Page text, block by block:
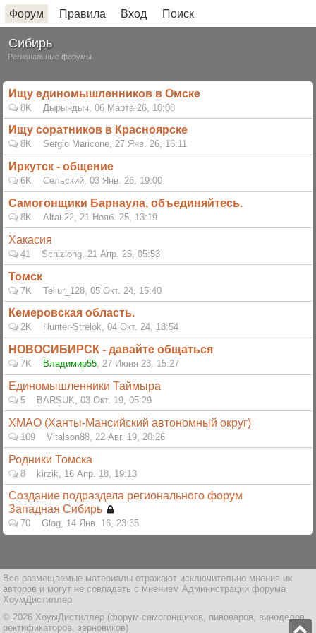
Форум Правила Вход Поиск
Сибирь
Региональные форумы
Ищу единомышленников в Омске
8K Дырындыч 06 Марта 26, 10:08
Ищу соратников в Красноярске
8K Sergio Maricone, 27 Янв. 26, 16:11
Иркутск - общение
6K Сельский, 03 Янв. 26, 19:00
Самогонщики Барнаула, объединяйтесь.
8K Altai-22, 21 Нояб. 25, 13:19
Хакасия
41 Schizlong, 21 Апр. 25, 05:53
Томск
7K Tellur_128, 05 Окт. 24, 15:40
Кемеровская область.
2K Hunter-Strelok, 04 Окт. 24, 18:54
НОВОСИБИРСК - давайте общаться
7K Владимир55, 27 Июня 23, 15:27
Единомышленники Таймыра
5 BARSUK 03 Окт. 19, 05:29
ХМАО (Ханты-Мансийский автономный округ)
109 Vitalson88, 22 Авг. 19, 20:26
Родники Томска
8 kirzik 16 Апр. 18, 19:13
Создание подраздела регионального форум
Западная Сибирь
70 Glog, 14 Янв. 16, 23:35
Все размещаемые материалы отражают исключительно мнения их
авторов и могут не совпадать с мнением Администрации форума
ХоумДистиллер.
© 2026 ХоумДистиллер (форум самогонщиков, пивоваров, виноделов,
ректификаторов, зерновиков)